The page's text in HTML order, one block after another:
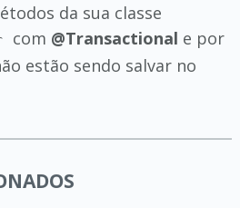
da sua classe
com @Transactional e por
estão sendo salvar no